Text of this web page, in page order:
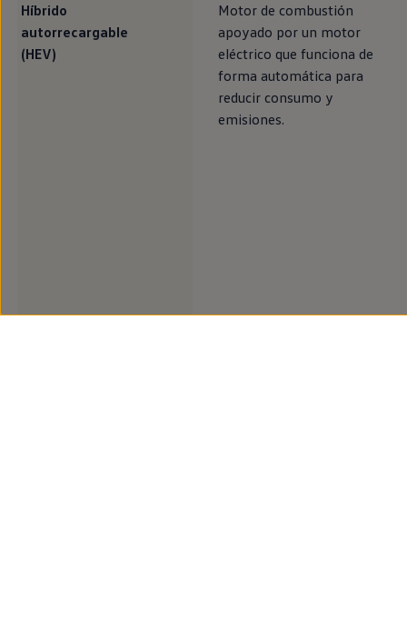
Híbrido
autorrecargable
(HEV)
Motor de combustión
apoyado por un motor
eléctrico que funciona de
forma automática para
reducir consumo y
emisiones.